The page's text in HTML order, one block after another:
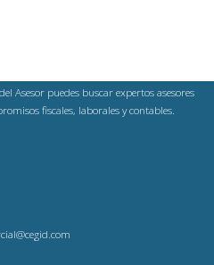
Asesor puedes buscar expertos asesores
fiscales, laborales y contables.